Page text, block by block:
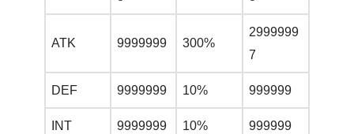
ATK 9999999 300%
2999999
7
DEF 9999999 10% 999999
INT 9999999 10% 999999